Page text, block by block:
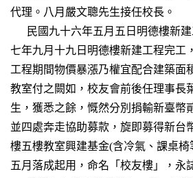
代理。八月嚴文聰先生接任校長。
民國九十六年五月五日明德樓新建
七年九月十九日明德樓新建工程完工
工程期間物價暴漲乃權宜配合建築面
教室付之闕如，校友會前後任理事長
生，獲悉之餘，慨然分別捐輸新臺幣
並四處奔走協助募款，旋即募得新台
樓五樓教室興建基金(含冷氣、課桌
五月落成起用，命名「校友樓」，永